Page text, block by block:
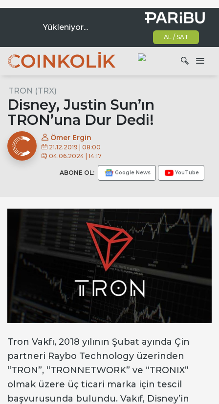
Yükleniyor...
AL / SAT
Ana dolaşım
Ara
TRON (TRX)
Disney, Justin Sun’ın
TRON’una Dur Dedi!
Ömer Ergin
21.12.2019 | 08:00
04.06.2024 | 14:17
ABONE OL: Google News YouTube
Tron Vakfı, 2018 yılının Şubat ayında Çin
partneri Raybo Technology üzerinden
“TRON”, “TRONNETWORK” ve “TRONIX”
olmak üzere üç ticari marka için tescil
başvurusunda bulundu. Vakıf, Disney’in